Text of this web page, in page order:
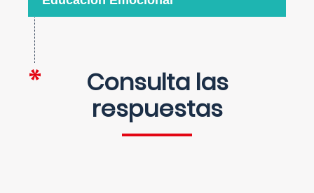
Consulta las
respuestas